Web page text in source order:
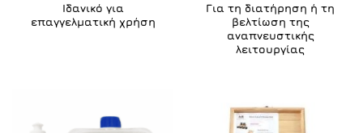
Ιδανικό για
επαγγελματική χρήση
Για τη διατήρηση ή τη
βελτίωση της
αναπνευστικής
λειτουργίας